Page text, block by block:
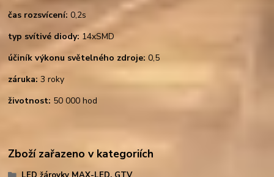
čas rozsvícení: 0,2s
typ svítivé diody: 14xSMD
účiník výkonu světelného zdroje:0,5
záruka: 3 roky
životnost: 50 000 hod
Zboží zařazeno v kategoriích